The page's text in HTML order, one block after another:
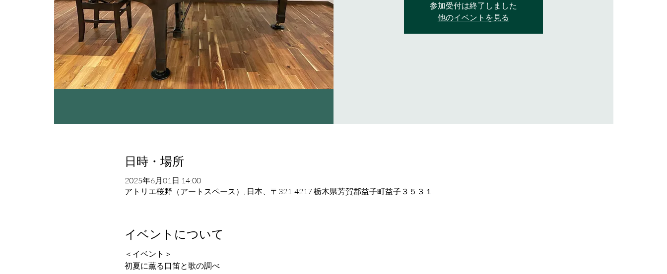
参加受付は終了しました
他のイベントを見る
日時・場所
2025年6月01日 14:00
アトリエ桜野（アートスペース）, 日本、〒321-4217 栃木県芳賀郡益子町益子３５３１
イベントについて
＜イベント＞
初夏に薫る口笛と歌の調べ